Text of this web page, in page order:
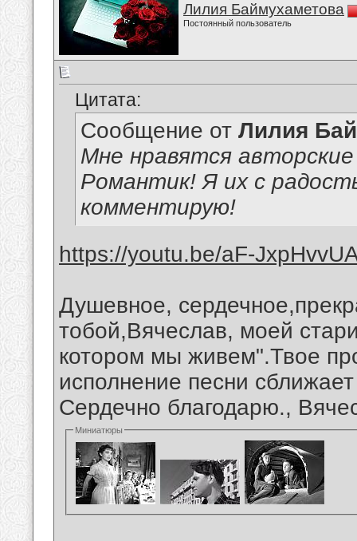
Лилия Баймухаметова
Постоянный пользователь
Цитата:
Сообщение от Лилия
Мне нравятся
Романтик! Я их с
комментирую!
https://youtu.be/aF-
Душевное,
тобой,Вячеслав, моей
котором мы живем".Твое
исполнение песни
Сердечно благодарю.,
Миниатюры